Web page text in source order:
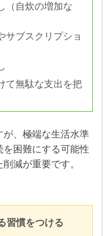
（自炊の増加な
サブスクリプショ
て無駄な支出を把
が、極端な生活水準
困難にする可能性
減が重要です。
習慣をつける